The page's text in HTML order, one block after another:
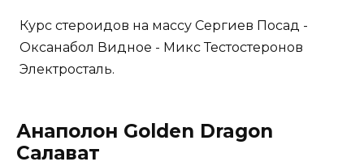
Курс стероидов на массу Сергиев Посад -
Оксанабол Видное - Микс Тестостеронов
Электросталь.
Анаполон Golden Dragon
Салават